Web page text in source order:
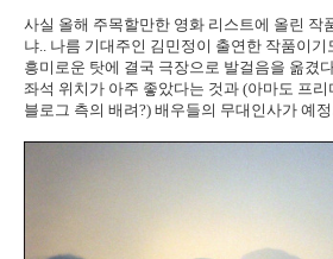
사실 올해 주목할만한 영화 리스트에 올린 작
냐.. 나름 기대주인 김민정이 출연한 작품이
흥미로운 탓에 결국 극장으로 발걸음을 옮겼
좌석 위치가 아주 좋았다는 것과 (아마도 프
블로그 측의 배려?) 배우들의 무대인사가 예